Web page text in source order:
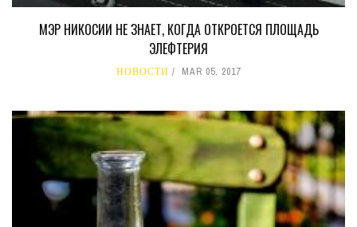
МЭР НИКОСИИ НЕ ЗНАЕТ, КОГДА ОТКРОЕТСЯ ПЛОЩАДЬ
ЭЛЕФТЕРИЯ
НОВОСТИ MAR 05, 2017